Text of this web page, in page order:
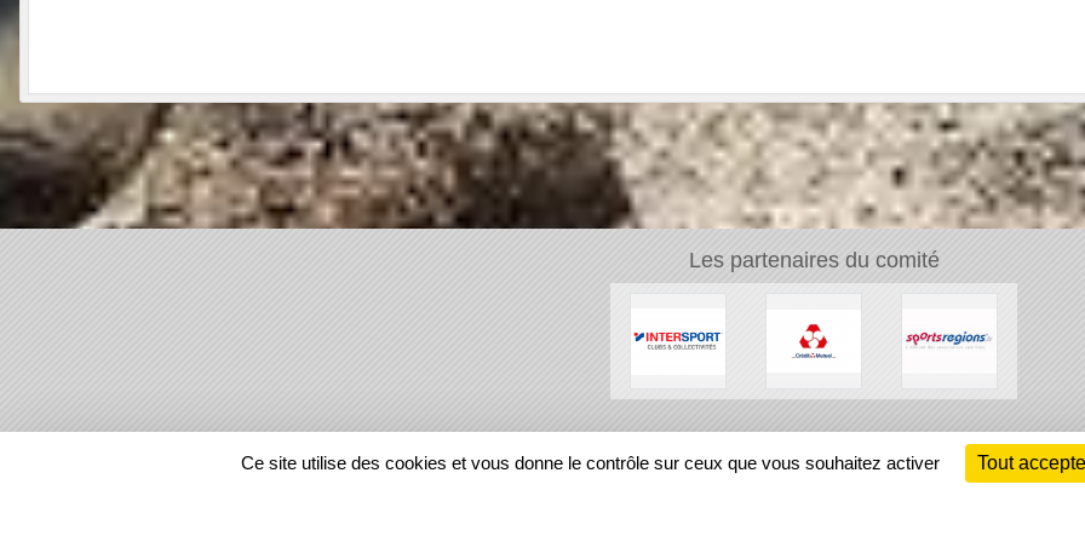
Les partenaires du comité
REGIONS
Ce site utilise des cookies et vous donne le contrôle sur ceux que vous souhaitez activer Tout